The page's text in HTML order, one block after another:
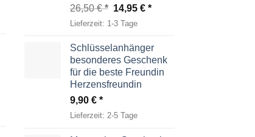
26,50€
Ursprünglicher
Preis
26,50 €
14,95€ Aktueller
14,95 €.
Lieferzeit: 1-3 Tage
Schlüsselanhänger
besonderes Geschenk
für die beste Freundin
Herzensfreundin
9,90 €
Lieferzeit: 2-5 Tage